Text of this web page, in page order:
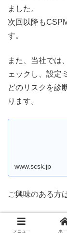
ました。
次回以降も
す。
また、当社では
ェックし、設定
どのリスクを診
ります。
www.scsk.jp
ご興味のある方
メニュー ホ